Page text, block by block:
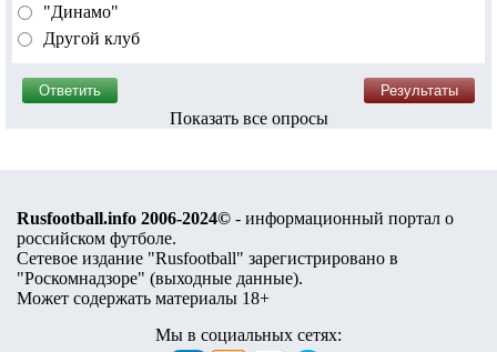
"Динамо"
Другой клуб
Показать все опросы
Rusfootball.info 2006-2024© - информационный портал о
российском футболе.
Сетевое издание "Rusfootball" зарегистрировано в
"Роскомнадзоре" (выходные данные).
Может содержать материалы 18+
Мы в социальных сетях: